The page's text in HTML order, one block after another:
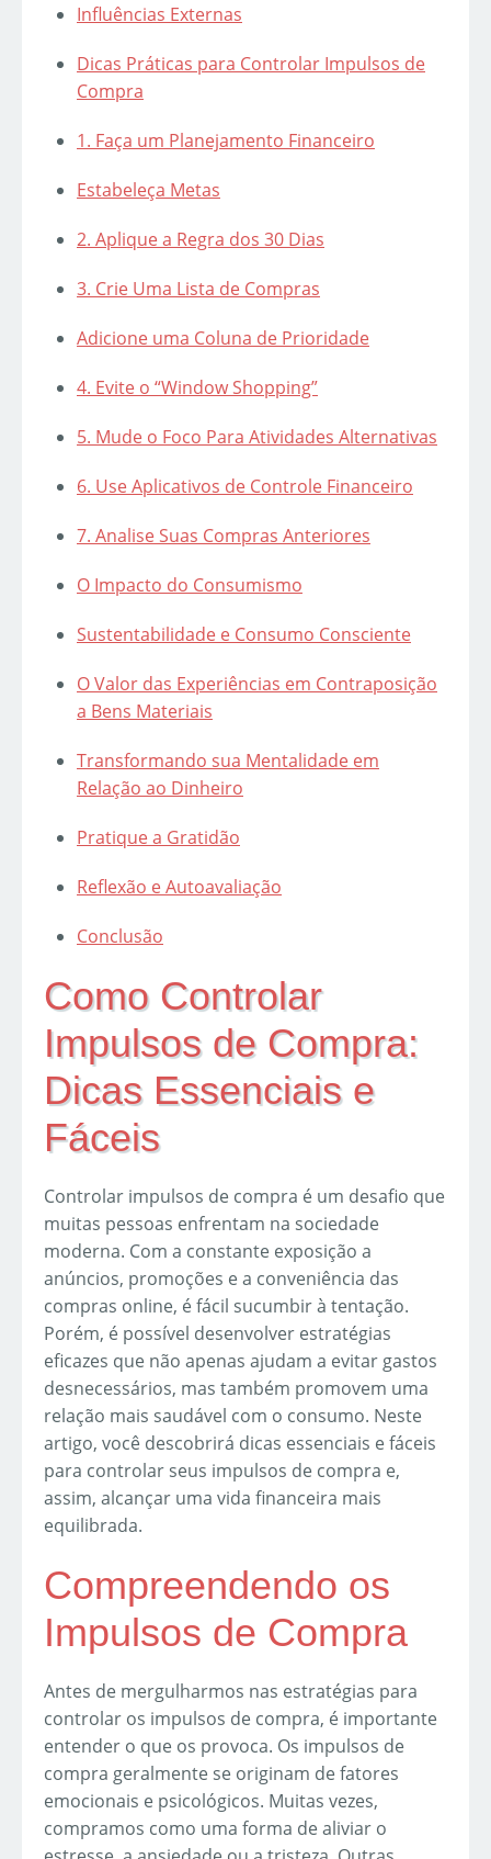
Influências Externas
Dicas Práticas para Controlar Impulsos de
Compra
1. Faça um Planejamento Financeiro
Estabeleça Metas
2. Aplique a Regra dos 30 Dias
3. Crie Uma Lista de Compras
Adicione uma Coluna de Prioridade
4. Evite o “Window Shopping”
5. Mude o Foco Para Atividades Alternativas
6. Use Aplicativos de Controle Financeiro
7. Analise Suas Compras Anteriores
O Impacto do Consumismo
Sustentabilidade e Consumo Consciente
O Valor das Experiências em Contraposição
a Bens Materiais
Transformando sua Mentalidade em
Relação ao Dinheiro
Pratique a Gratidão
Reflexão e Autoavaliação
Conclusão
Como Controlar
Impulsos de Compra:
Dicas Essenciais e
Fáceis
Controlar impulsos de compra é um desafio que
muitas pessoas enfrentam na sociedade
moderna. Com a constante exposição a
anúncios, promoções e a conveniência das
compras online, é fácil sucumbir à tentação.
Porém, é possível desenvolver estratégias
eficazes que não apenas ajudam a evitar gastos
desnecessários, mas também promovem uma
relação mais saudável com o consumo. Neste
artigo, você descobrirá dicas essenciais e fáceis
para controlar seus impulsos de compra e,
assim, alcançar uma vida financeira mais
equilibrada.
Compreendendo os
Impulsos de Compra
Antes de mergulharmos nas estratégias para
controlar os impulsos de compra, é importante
entender o que os provoca. Os impulsos de
compra geralmente se originam de fatores
emocionais e psicológicos. Muitas vezes,
compramos como uma forma de aliviar o